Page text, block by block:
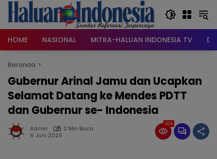
Langsung
konten
HOME
NASIONAL MITRA-HALUAN INDONESIA TV
Beranda
Gubernur Arinal Jamu dan Ucapkan
Selamat Datang ke Mendes PDTT
dan Gubernur se- Indonesia
Admin
2 Min Baca
6 Juni 2023
206